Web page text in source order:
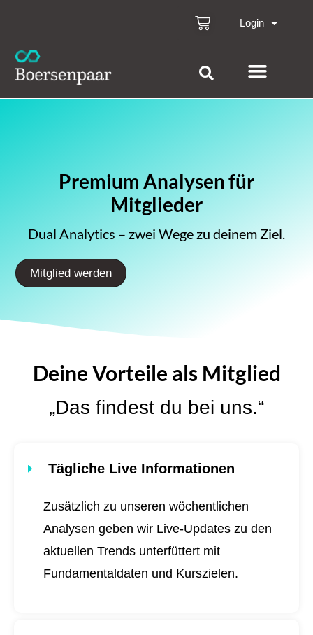
Login
Premium Analysen für
Mitglieder
Dual Analytics – zwei Wege zu deinem Ziel.
Mitglied werden
Deine Vorteile als Mitglied
„Das findest du bei uns.“
Tägliche Live Informationen
Zusätzlich zu unseren wöchentlichen
Analysen geben wir Live-Updates zu den
aktuellen Trends unterfüttert mit
Fundamentaldaten und Kurszielen.